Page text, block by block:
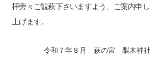
拝旁々ご観萩下さいますよう、ご案内申し
上げます。
​令和７年８月 萩の宮 梨木神社